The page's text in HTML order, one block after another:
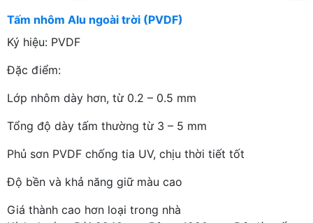
Tấm nhôm Alu ngoài trời (PVDF)
Ký hiệu: PVDF
Đặc điểm:
Lớp nhôm dày hơn, từ 0.2 – 0.5 mm
Tổng độ dày tấm thường từ 3 – 5 mm
Phủ sơn PVDF chống tia UV, chịu thời tiết tốt
Độ bền và khả năng giữ màu cao
Giá thành cao hơn loại trong nhà